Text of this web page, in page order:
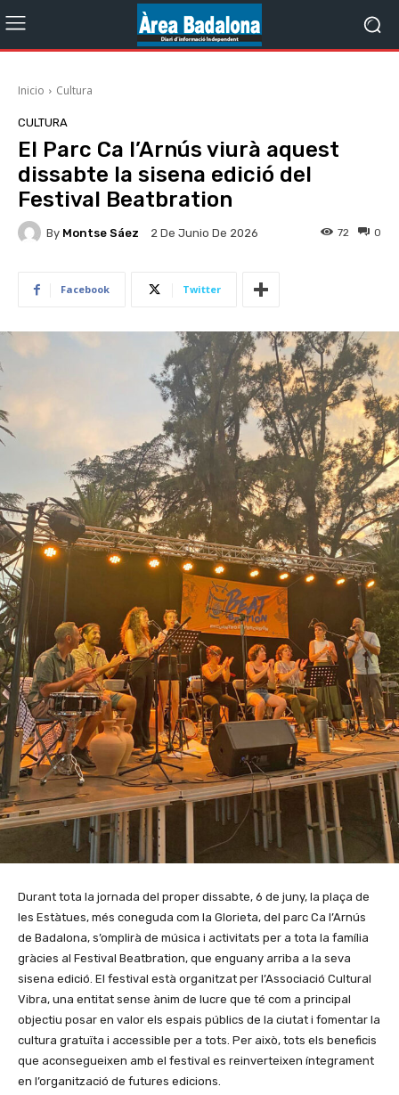
Inicio Cultura
CULTURA
El Parc Ca l’Arnús viurà aquest
dissabte la sisena edició del
Festival Beatbration
By Montse Sáez 2 De Junio De 2026 0
72
Facebook Twitter
Durant tota la jornada del proper dissabte, 6 de juny, la plaça de
les Estàtues, més coneguda com la Glorieta, del parc Ca l’Arnús
de Badalona, s’omplirà de música i activitats per a tota la família
gràcies al Festival Beatbration, que enguany arriba a la seva
sisena edició. El festival està organitzat per l’Associació Cultural
Vibra, una entitat sense ànim de lucre que té com a principal
objectiu posar en valor els espais públics de la ciutat i fomentar la
cultura gratuïta i accessible per a tots. Per això, tots els beneficis
que aconsegueixen amb el festival es reinverteixen íntegrament
en l’organització de futures edicions.